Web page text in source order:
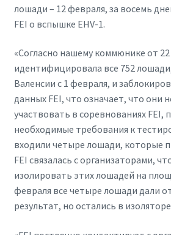
лошади – 12 февраля, за восемь
FEI о вспышке EHV-1.
«Согласно нашему коммюнике от 22
идентифицировала все 752
Валенсии с 1 февраля, и
данных FEI, что означает, что они
участвовать в соревнованиях FEI,
необходимые требования к
входили четыре лошади, которые
FEI связалась с организаторами,
изолировать этих лошадей на
февраля все четыре лошади дали
результат, но остались в